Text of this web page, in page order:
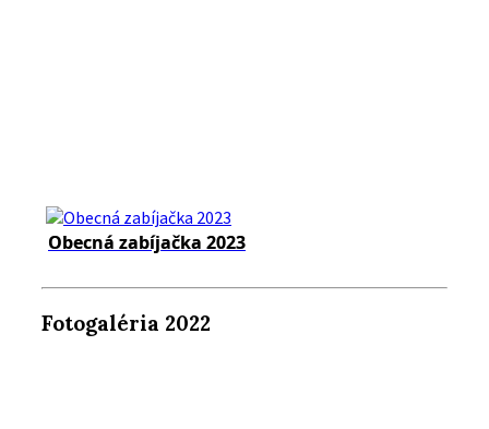
Obecná zabíjačka 2023
Fotogaléria 2022